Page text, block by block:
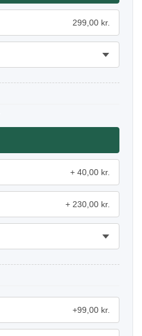
299,00 kr.
40,00 kr.
230,00 kr.
+99,00 kr.